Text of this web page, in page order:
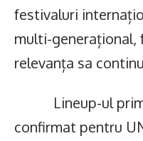
festivaluri
multi-generațional,
relevanța sa
Lineup-ul
confirmat pentru